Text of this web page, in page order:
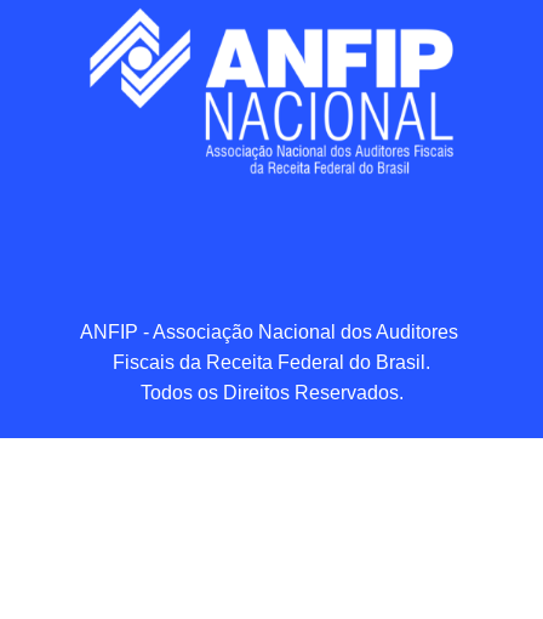
ANFIP - Associação Nacional dos Auditores
Fiscais da Receita Federal do Brasil.
Todos os Direitos Reservados.